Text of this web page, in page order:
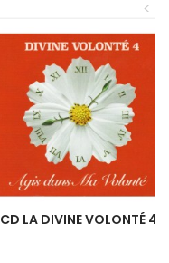
<
CD LA DIVINE VOLONTÉ 4